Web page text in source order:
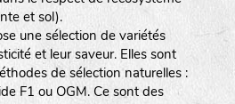
et sol).
une sélection de variétés
et leur saveur. Elles sont
de sélection naturelles :
F1 ou OGM. Ce sont des